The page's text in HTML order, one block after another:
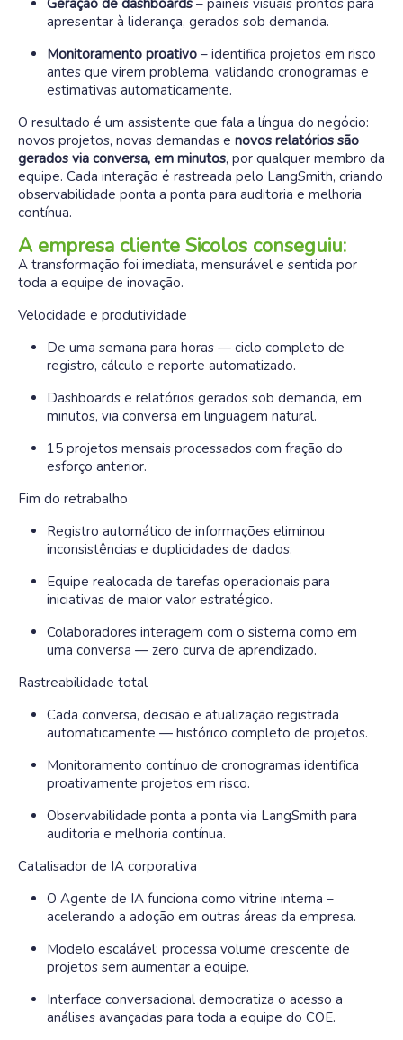
Geração de dashboards – painéis visuais prontos para
apresentar à liderança, gerados sob demanda.
Monitoramento proativo – identifica projetos em risco
antes que virem problema, validando cronogramas e
estimativas automaticamente.
O resultado é um assistente que fala a língua do negócio:
novos projetos, novas demandas e novos relatórios são
gerados via conversa, em minutos, por qualquer membro da
equipe. Cada interação é rastreada pelo LangSmith, criando
observabilidade ponta a ponta para auditoria e melhoria
contínua.
A empresa cliente Sicolos conseguiu:
A transformação foi imediata, mensurável e sentida por
toda a equipe de inovação.
Velocidade e produtividade
De uma semana para horas — ciclo completo de
registro, cálculo e reporte automatizado.
Dashboards e relatórios gerados sob demanda, em
minutos, via conversa em linguagem natural.
15 projetos mensais processados com fração do
esforço anterior.
Fim do retrabalho
Registro automático de informações eliminou
inconsistências e duplicidades de dados.
Equipe realocada de tarefas operacionais para
iniciativas de maior valor estratégico.
Colaboradores interagem com o sistema como em
uma conversa — zero curva de aprendizado.
Rastreabilidade total
Cada conversa, decisão e atualização registrada
automaticamente — histórico completo de projetos.
Monitoramento contínuo de cronogramas identifica
proativamente projetos em risco.
Observabilidade ponta a ponta via LangSmith para
auditoria e melhoria contínua.
Catalisador de IA corporativa
O Agente de IA funciona como vitrine interna –
acelerando a adoção em outras áreas da empresa.
Modelo escalável: processa volume crescente de
projetos sem aumentar a equipe.
Interface conversacional democratiza o acesso a
análises avançadas para toda a equipe do COE.